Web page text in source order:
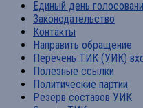
Единый день
Законодательство
Контакты
Направить обращение
Перечень ТИК (УИК)
Полезные ссылки
Политические партии
Резерв составов УИК